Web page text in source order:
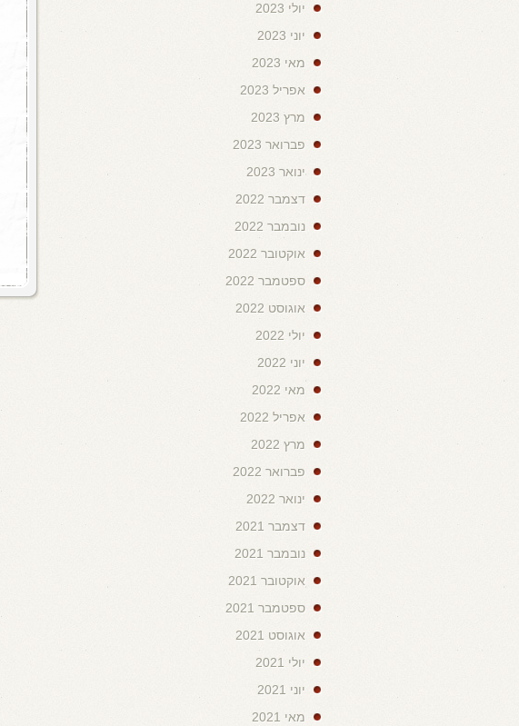
יולי 2023
יוני 2023
מאי 2023
אפריל 2023
מרץ 2023
פברואר 2023
ינואר 2023
דצמבר 2022
נובמבר 2022
אוקטובר 2022
ספטמבר 2022
אוגוסט 2022
יולי 2022
יוני 2022
מאי 2022
אפריל 2022
מרץ 2022
פברואר 2022
ינואר 2022
דצמבר 2021
נובמבר 2021
אוקטובר 2021
ספטמבר 2021
אוגוסט 2021
יולי 2021
יוני 2021
מאי 2021